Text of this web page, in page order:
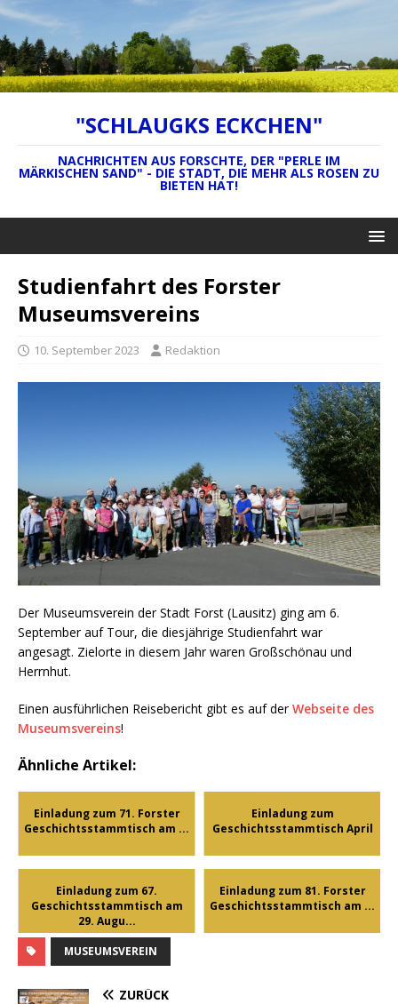
"SCHLAUGKS ECKCHEN"
NACHRICHTEN AUS FORSCHTE, DER "PERLE IM
MÄRKISCHEN SAND" - DIE STADT, DIE MEHR ALS ROSEN ZU
BIETEN HAT!
Studienfahrt des Forster
Museumsvereins
10. September 2023 Redaktion
Der Museumsverein der Stadt Forst (Lausitz) ging am 6.
September auf Tour, die diesjährige Studienfahrt war
angesagt. Zielorte in diesem Jahr waren Großschönau und
Herrnhut.
Einen ausführlichen Reisebericht gibt es auf derWebseite des
Museumsvereins!
Ähnliche Artikel:
Einladung zum 71. Forster
Geschichtsstammtisch am ...
Einladung zum
Geschichtsstammtisch April
Einladung zum 67.
Geschichtsstammtisch am
29. Augu...
Einladung zum 81. Forster
Geschichtsstammtisch am ...
MUSEUMSVEREIN
ZURÜCK